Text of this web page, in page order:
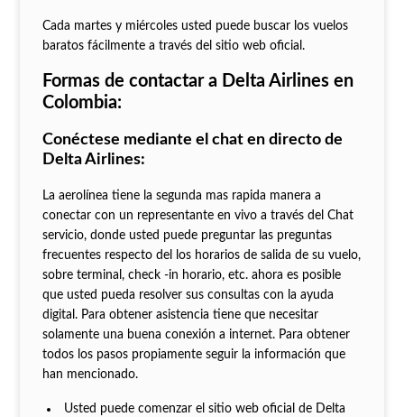
Cada martes y miércoles usted puede buscar los vuelos
baratos fácilmente a través del sitio web oficial.
Formas de contactar a Delta Airlines en
Colombia:
Conéctese mediante el chat en directo de
Delta Airlines:
La aerolínea tiene la segunda mas rapida manera a
conectar con un representante en vivo a través del Chat
servicio, donde usted puede preguntar las preguntas
frecuentes respecto del los horarios de salida de su vuelo,
sobre terminal, check -in horario, etc. ahora es posible
que usted pueda resolver sus consultas con la ayuda
digital. Para obtener asistencia tiene que necesitar
solamente una buena conexión a internet. Para obtener
todos los pasos propiamente seguir la información que
han mencionado.
Usted puede comenzar el sitio web oficial de Delta